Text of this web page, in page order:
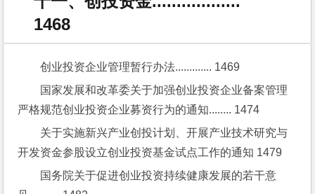
1468
创业投资企业管理暂行办法............. 1469
国家发展和改革委关于加强创业投资企业备案管理
严格规范创业投资企业募资行为的通知........ 1474
关于实施新兴产业创投计划、开展产业技术研究与
开发资金参股设立创业投资基金试点工作的通知 1479
国务院关于促进创业投资持续健康发展的若干意